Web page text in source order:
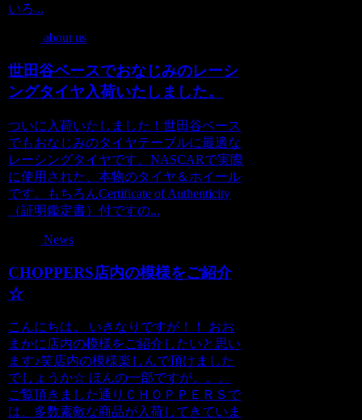
いろ...
about us
世田谷ベースでおなじみのレーシ
ングタイヤ入荷いたしました。
ついに入荷いたしました！世田谷ベース
でもおなじみのタイヤテーブルに最適な
レーシングタイヤです。NASCARで実際
に使用された、本物のタイヤ＆ホイール
です。もちろんCertificate of Authenticity
（証明鑑定書）付ですの...
News
CHOPPERS店内の模様をご紹介
☆
こんにちは。 いきなりですが！！ おお
まかに店内の模様をご紹介したいと思い
ます♪笑店内の模様楽しんで頂けました
でしょうか☆ ほんの一部ですが。。。
ご覧頂きました通りＣＨＯＰＰＥＲＳで
は、多数素敵な商品が入荷してきていま